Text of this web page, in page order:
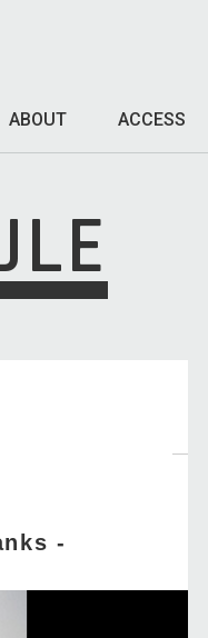
ABOUT ACCESS
-